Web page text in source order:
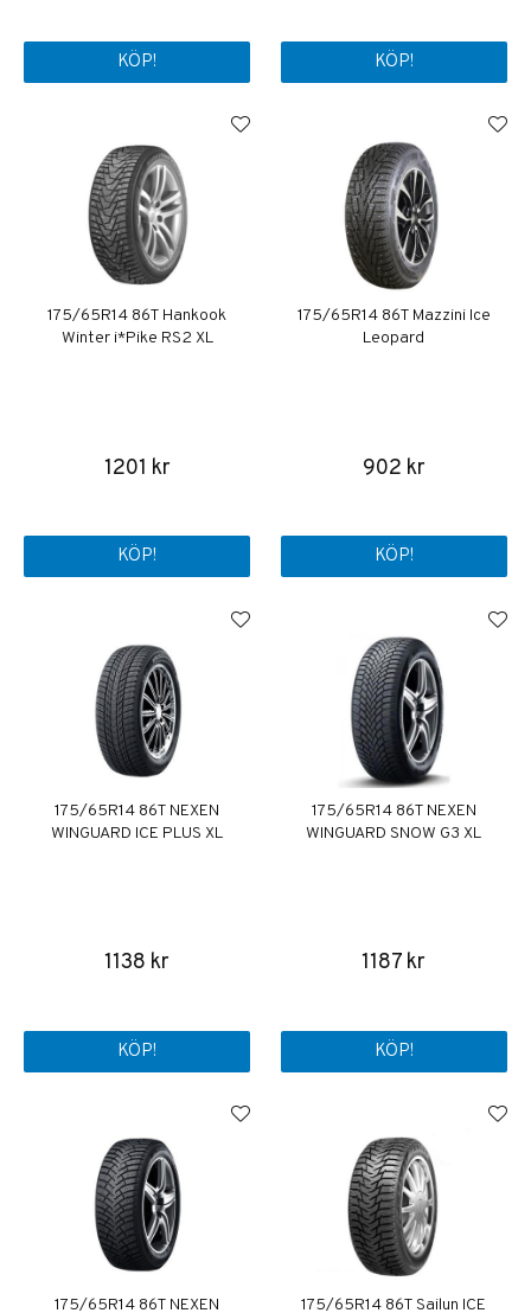
KÖP! KÖP!
175/65R14 86T Hankook
Winter i*Pike RS2 XL
1201 kr
KÖP!
175/65R14 86T Mazzini Ice
Leopard
902 kr
KÖP!
175/65R14 86T NEXEN
WINGUARD ICE PLUS XL
1138 kr
KÖP!
175/65R14 86T NEXEN
WINGUARD SNOW G3 XL
1187 kr
KÖP!
175/65R14 86T NEXEN 175/65R14 86T Sailun ICE